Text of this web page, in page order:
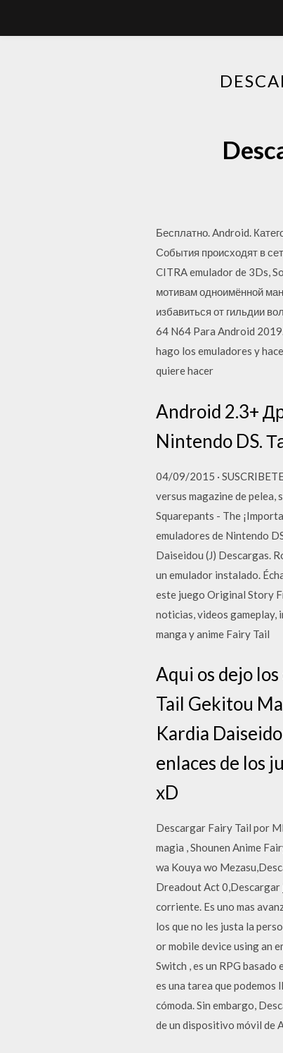
Бесплатно. Android.
События происходят в
CITRA emulador de 3Ds,
мотивам одноимённой
избавиться от гильдии
64 N64 Para Android
hago los emuladores y
quiere hacer
Android 2.3+
Nintendo DS.
04/09/2015 ·
versus magazine de pelea,
Squarepants - The
emuladores de Nintendo
Daiseidou (J) Descargas.
un emulador instalado.
este juego Original Story
noticias, videos gameplay,
manga y anime Fairy Tail
Aqui os dejo
Tail Gekitou
Kardia
enlaces de los
xD
Descargar Fairy Tail por
magia , Shounen Anime
wa Kouya wo
Dreadout Act 0,Descargar
corriente. Es uno mas
los que no les justa la
or mobile device using an
Switch , es un RPG
es una tarea que podemos
cómoda. Sin embargo,
de un dispositivo móvil de